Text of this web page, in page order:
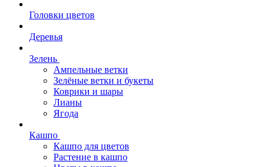
Головки цветов
Деревья
Зелень
Ампельные ветки
Зелёные ветки и букеты
Коврики и шары
Лианы
Ягода
Кашпо
Кашпо для цветов
Растение в кашпо